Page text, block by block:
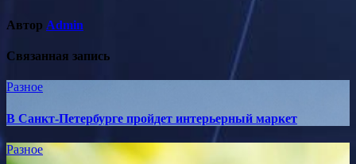
Автор Admin
Связанная запись
Разное
В Санкт-Петербурге пройдет интерьерный маркет
Разное